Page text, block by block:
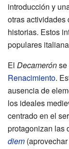
introducción y
otras actividades
historias. Estos
populares
El Decamerónse
Renacimiento.
ausencia de
los ideales
centrado en el
protagonizan las
diem